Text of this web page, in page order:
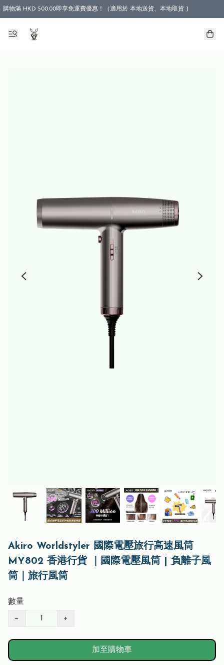
購物滿 HKD 500.00即享免運費優惠！（適用於 本地送貨、本地取貨 )
Akiro Worldstyler 國際電壓旅行高速風筒
MY802 香港行貨 ｜國際電壓風筒 | 負離子風
筒｜旅行風筒
數量
− +
加至購物車